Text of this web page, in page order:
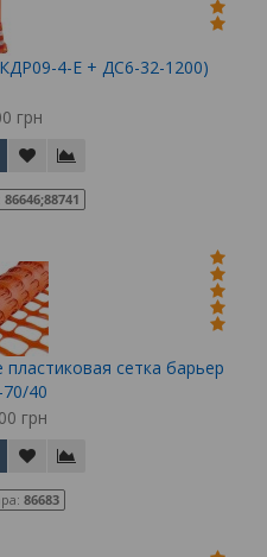
4-Е + ДС6-32-1200)
грн
86646;88741
сетка барьер
40
грн
86683